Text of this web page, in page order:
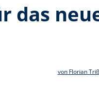
das
von Florian